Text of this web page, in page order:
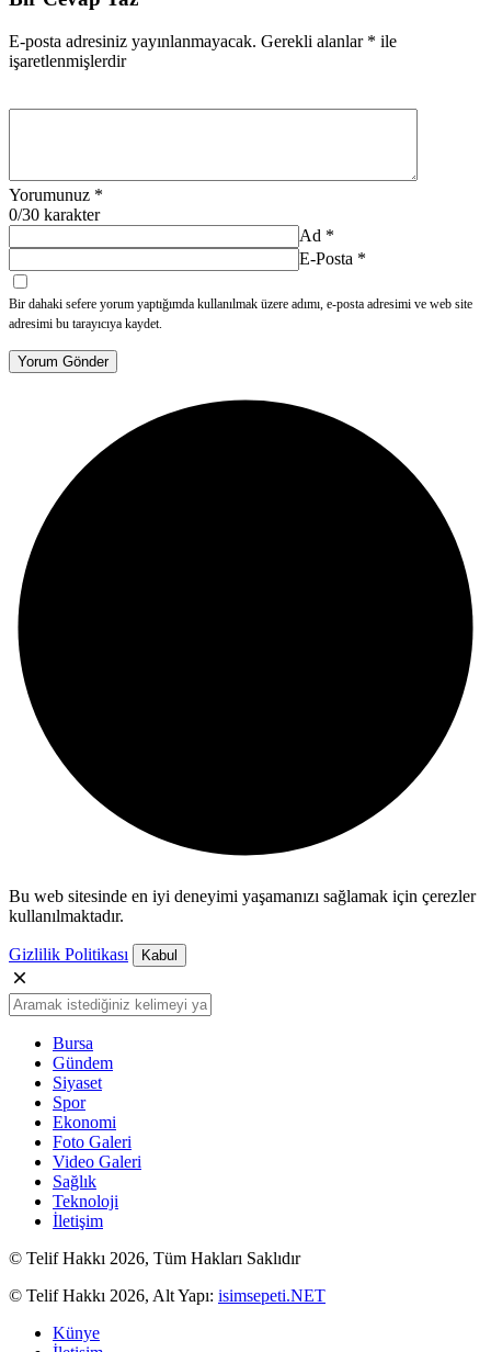
E-posta adresiniz yayınlanmayacak. Gerekli alanlar * ile
işaretlenmişlerdir
Yorumunuz *
0/30 karakter
Ad *
E-Posta *
Bir dahaki sefere yorum yaptığımda kullanılmak üzere adımı, e-posta adresimi ve web site
adresimi bu tarayıcıya kaydet.
Yorum Gönder
Bu web sitesinde en iyi deneyimi yaşamanızı sağlamak için çerezler
kullanılmaktadır.
Gizlilik Politikası Kabul
Bursa
Gündem
Siyaset
Spor
Ekonomi
Foto Galeri
Video Galeri
Sağlık
Teknoloji
İletişim
© Telif Hakkı 2026, Tüm Hakları Saklıdır
© Telif Hakkı 2026, Alt Yapı: isimsepeti.NET
Künye